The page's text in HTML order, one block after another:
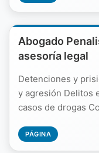
Abogado
asesoría legal
Detenciones y
y agresión Delitos
casos de drogas
PÁGINA